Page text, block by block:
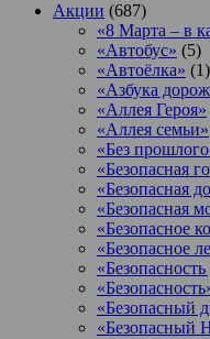
Акции (687)
«8 Марта – в
«Автобус» (5)
«Автоёлка» (1)
«Азбука
«Аллея Героя»
«Аллея семьи»
«Без
«Безопасная
«Безопасная
«Безопасная
«Безопасное
«Безопасное
«Безопасность
«Безопасный
«Безопасный